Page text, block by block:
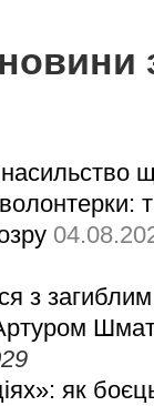
з загиблим
як